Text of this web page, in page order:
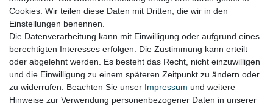
der Lage ist und das gekaufte Teil auch einbauen möchte.
Lieferzeit etwa 1 bis 3 Werktage
Cookies. Wir teilen diese Daten mit Dritten, die wir in den
Einstellungen benennen.
Die Datenverarbeitung kann mit Einwilligung oder aufgrund eines
berechtigten Interesses erfolgen. Die Zustimmung kann erteilt
oder abgelehnt werden. Es besteht das Recht, nicht einzuwilligen
und die Einwilligung zu einem späteren Zeitpunkt zu ändern oder
zu widerrufen. Beachten Sie unser Impressum und weitere
Hinweise zur Verwendung personenbezogener Daten in unserer